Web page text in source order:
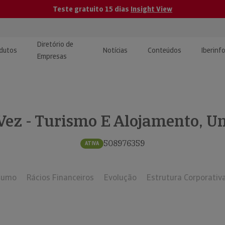
Teste gratuito 15 dias Insight View
e Monitorização de
Diretório de
Empresas
Notícias Conteúdos
| Estudos e
- Turismo E Alojamento,
ATIVA 508976359
Rácios Financeiros Evolução Estrutura Corporativa